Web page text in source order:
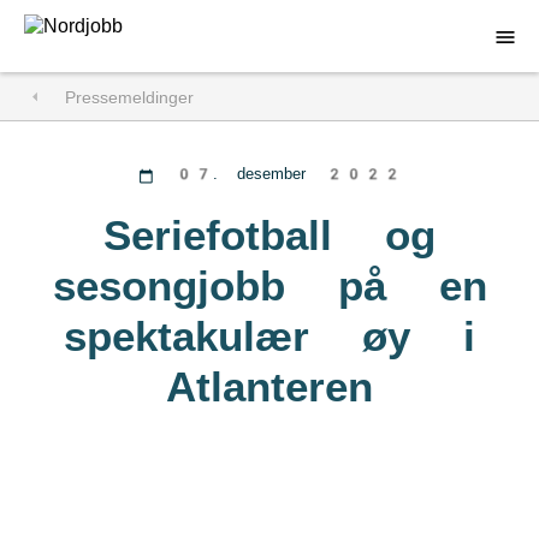
Søk jobb
Om Nordjobb
Aktuelt
Kontakt
Åpen søknad
Pressemeldinger
07. desember 2022
Seriefotball og
sesongjobb på en
spektakulær øy i
Atlanteren